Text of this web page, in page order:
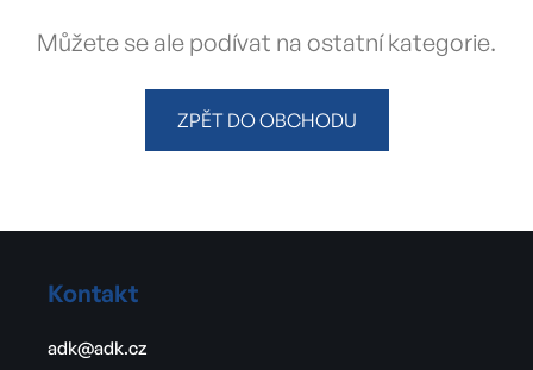
Můžete se ale podívat na ostatní kategorie.
ZPĚT DO OBCHODU
Kontakt
adk@adk.cz